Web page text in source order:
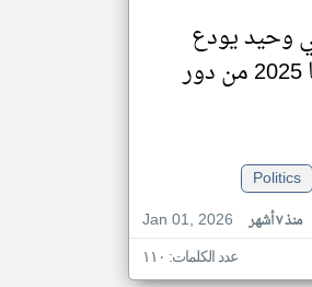
وحيد يودع
كأس إفريقيا 2025 من دور
Politics
Jan 01, 2026
منذ ٧ أشهر
عدد الكلمات: ١١٠